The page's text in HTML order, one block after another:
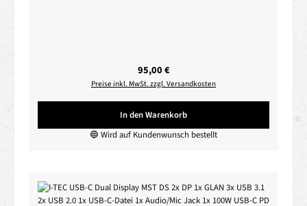
Regulärer Preis:
95,00 €
Preise inkl. MwSt. zzgl. Versandkosten
In den Warenkorb
🔵 Wird auf Kundenwunsch bestellt